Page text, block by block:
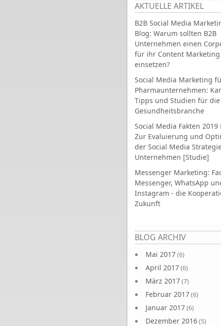
AKTUELLE ARTIKEL
B2B Social Media
Blog: Warum sollten B2B
Unternehmen einen
für ihr Content Marketing
einsetzen?
Social Media Marketing
Pharmaunternehmen:
Tipps und Studien für die
Gesundheitsbranche
Social Media Fakten 2019
Zur Evaluierung und
der Social Media
Unternehmen [Studie]
Messenger Marketing:
Messenger, WhatsApp
Instagram - die
Zukunft
BLOG ARCHIV
Mai 2017(6)
April 2017(6)
März 2017(7)
Februar 2017(6)
Januar 2017(6)
Dezember 2016(5)
Seiten